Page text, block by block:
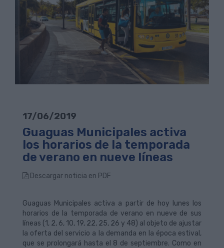
17/06/2019
Guaguas Municipales activa
los horarios de la temporada
de verano en nueve líneas
Descargar noticia en PDF
Guaguas Municipales activa a partir de hoy lunes los
horarios de la temporada de verano en nueve de sus
líneas (1, 2, 6, 10, 19, 22, 25, 26 y 48) al objeto de ajustar
la oferta del servicio a la demanda en la época estival,
que se prolongará hasta el 8 de septiembre. Como en